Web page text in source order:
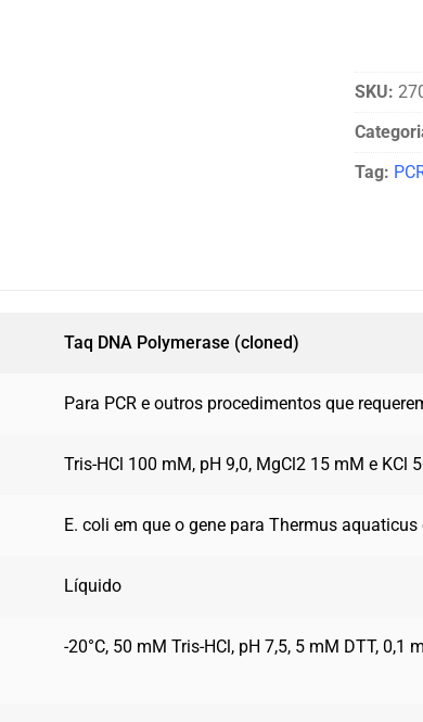
SKU:
Tag:
Taq DNA Polymerase (cloned)
Para PCR e outros procedimentos que
Tris-HCl 100 mM, pH 9,0, MgCl2 15 mM e
E. coli em que o gene para Thermus
Líquido
-20°C, 50 mM Tris-HCl, pH 7,5, 5 mM DTT, 0,1